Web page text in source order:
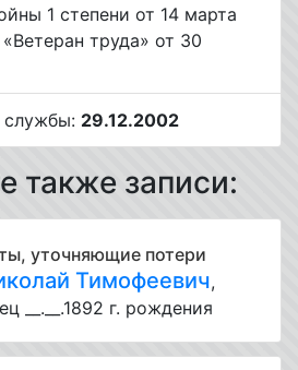
1 степени от 14 марта
труда» от 30
службы: 29.12.2002
также записи:
уточняющие потери
Тимофеевич,
__.__.1892 г. рождения